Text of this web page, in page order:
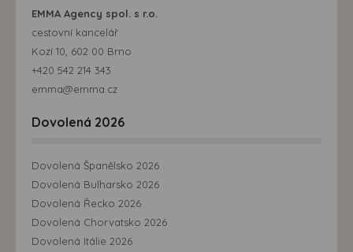
EMMA Agency spol. s r.o.
cestovní kancelář
Kozí 10, 602 00 Brno
+420 542 214 343
emma@emma.cz
Dovolená 2026
Dovolená Španělsko 2026
Dovolená Bulharsko 2026
Dovolená Řecko 2026
Dovolená Chorvatsko 2026
Dovolená Itálie 2026